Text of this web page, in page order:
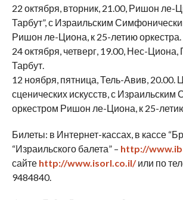
22 октября, вторник, 21.00, Ришон ле-
Тарбут”, с Израильским
Ришон ле-Циона, к 25-летию оркестра.
24 октября, четверг, 19.00, Нес-Циона,
Тарбут.
12 ноября, пятница, Тель-Авив, 20.00.
сценических искусств, с
оркестром Ришон ле-Циона, к 25-
Билеты: в Интернет-кассах, в кассе
“Израильского балета” – http://www.
сайте http://www.isorl.co.il/или по
9484840.